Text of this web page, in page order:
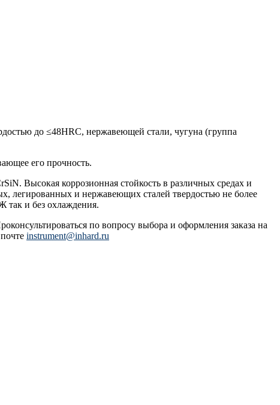
до ≤48HRC, нержавеющей стали, чугуна (группа
его прочность.
Высокая коррозионная стойкость в различных средах и
легированных и нержавеющих сталей твердостью не более
так и без охлаждения.
по вопросу выбора и оформления заказа на
instrument@inhard.ru